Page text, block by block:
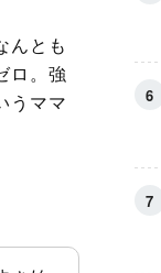
んとも
ロ。強
うママ